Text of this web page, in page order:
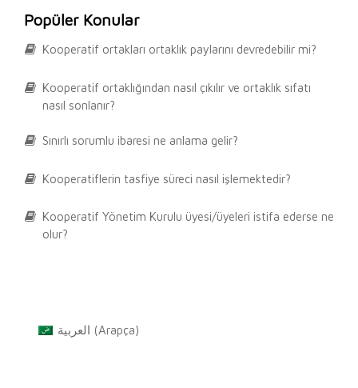
Popüler Konular
Kooperatif ortakları ortaklık paylarını devredebilir mi?
Kooperatif ortaklığından nasıl çıkılır ve ortaklık sıfatı
nasıl sonlanır?
Sınırlı sorumlu ibaresi ne anlama gelir?
Kooperatiflerin tasfiye süreci nasıl işlemektedir?
Kooperatif Yönetim Kurulu üyesi/üyeleri istifa ederse ne
olur?
العربية (Arapça)